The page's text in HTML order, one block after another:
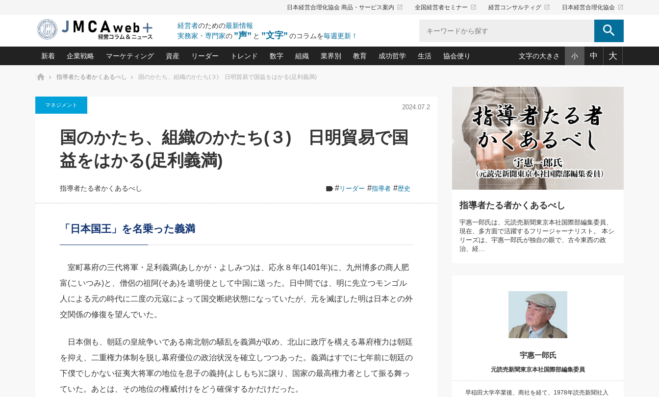
日本経営合理化協会 商品・サービス案内 launch 全国経営者セミナー launch 経営コンサルティグ launch 日本経営合理化協会 launch
経営者のための最新情報
実務家・専門家の ”声” と ”文字” のコラムを毎週更新！ search
新着
相談15：銀行がやたらと固定金
利を勧めてきます！やはり固定
がよいのでしょうか！
2026.08.7
第153回「内需企業があっとい
う間にグローバル成長企業に」
FOOD & LIFE COMPANIES
日号）
2026.08.5 2026.08.5
第86回 「言葉狩り」
もっとみる
企業戦略
中小企業の「１位づくり」戦略(96)
利益を最大化する「業務改善」横田尚哉氏(5)
強い会社を築く ビジネス・クリニック(240)
日本レーザー「人を大切にしながら利益を上げる経営」の極意
(3)
武器としてのM&A入門(3)
社長のための“儲かる通販”戦略視点(151)
継続経営 百話百行(85)
マーケティング
ロングセラーの玉手箱(9)
大復活＆快進撃！ユニバーサルスタジオジャパンの成功要因と
は(5)
酒井光雄 成功事例に学ぶ繁栄企業のブランド戦略(39)
資産
中国経済の最新動向(204)
事業承継の前に、決めておきたい、知っておきたい、やってお
きたいコト(12)
会社と社長のための資産管理講座(95)
リーダー
ピョートル・F・グジバチの『経営戦略の新常識』(12)
指導者たる者かくあるべし(635)
朝礼・会議での「社長の３分間スピーチ」ネタ帳(159)
次もあなたにお願いしたいと思われる「一流の仕事術」(28)
トレンド
北村森の「今月のヒット商品」(109)
数字
会社を守り抜くための緊急対策(100)
強い決算書の会社はココが違う！(36)
決算書の“見える化”術(12)
組織
職場の生産性を下げるハラスメントの予防策(10)
賃金決定の定石(68)
顧客・社員・社会から支持される「ウェルビーイング経営入
業界別
大久保一彦の“流行る”お店の仕組みづくり(210)
柿内幸夫─社長のための現場改善(174)
教育
あなただからお願いしたいと思われる 気配りの達人(127)
クレーム対応 実践マニュアル(92)
クレーム対応の新知識と新常識(57)
デキル社員に育てる！ 社員教育の決め手(203)
業績アップにつながる！ワンランク上の手紙・メール術(100)
成功哲学
中国哲学に学ぶ 不況は会社守成の好機(38)
令和時代の「社長の人間力の磨き方」(86)
先人の名句名言の教え 東洋思想に学ぶ経営学(132)
渡部昇一の「日本の指導者たち」(32)
生活
おのころ心平の ──社長のための「か・ら・だマネジメント」
(50)
デジタルＡＶを味方に！新・仕事術(180)
リーダー脳の鍛え方(32)
ワインを楽しむ基礎レッスン(12)
必読！社長が読むべき今月の4冊(88)
眼と耳で楽しむ読書術(162)
社長の「氣」(30)
米国スポーツ・ビジネスに学ぶ心理学(98)
高橋一喜の『これぞ！"本物の温泉"』(157)
協会便り
「愛読者通信」著者インタビュー(44)
ビジネス見聞録 経営ニュース(100)
作間信司の経営無形庵(けいえいむぎょうあん)(166)
経営セミナー情報局(1)
繁栄への着眼点 牟田太陽(76)
講話を聞いて学ぼう 実学・耳学・磨く「ミミガク」のすすめ
文字の大きさ 小 中 大
ホーム 指導者たる者かくあるべし 国のかたち、組織のかたち(３) 日明貿易で国益をはかる(足利義満)
マネジメント 2024.07.2
国のかたち、組織のかたち(３) 日明貿易で国
益をはかる(足利義満)
指導者たる者かくあるべし # リーダー #指導者 #歴史
「日本国王」を名乗った義満
室町幕府の三代将軍・足利義満(あしかが・よしみつ)は、応永８年(1401年)に、九州博多の商人肥
富(こいつみ)と、僧侶の祖阿(そあ)を遣明使として中国に送った。日中間では、明に先立つモンゴル
人による元の時代に二度の元寇によって国交断絶状態になっていたが、元を滅ぼした明は日本との外
交関係の修復を望んでいた。
日本側も、朝廷の皇統争いである南北朝の騒乱を義満が収め、北山に政庁を構える幕府権力は朝廷
を抑え、二重権力体制を脱し幕府優位の政治状況を確立しつつあった。義満はすでに七年前に朝廷の
下僕でしかない征夷大将軍の地位を息子の義持(よしもち)に譲り、国家の最高権力者として振る舞っ
ていた。あとは、その地位の権威付けをどう確保するかだけだった。
指導者たる者かくあるべし
宇惠一郎氏は、元読売新聞東京本社国際部編集委員、
現在、多方面で活躍するフリージャーナリスト。 本シ
リーズは、宇惠一郎氏が独自の眼で、古今東西の政
治、経…
宇惠一郎氏
元読売新聞東京本社国際部編集委員
早稲田大学卒業後、商社を経て、1978年読売新聞社入